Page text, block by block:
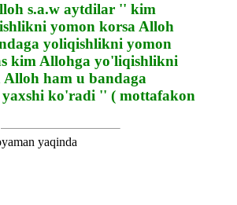
s.a.w aytdilar '' kim
yomon korsa Alloh
yoliqishlikni yomon
kim Allohga yo'liqishlikni
Alloh ham u bandaga
ko'radi '' ( mottafakon
yaqinda